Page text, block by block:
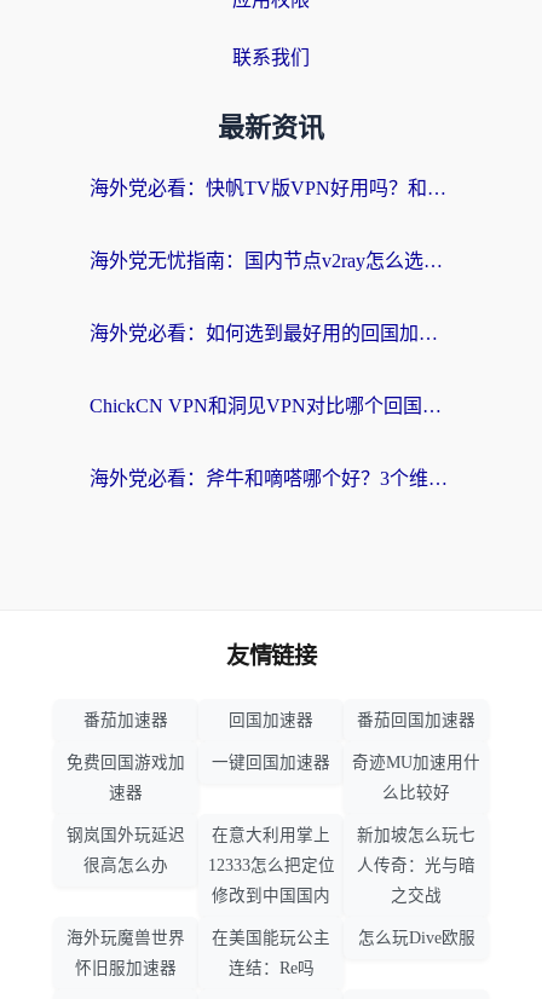
联系我们
最新资讯
海外党必看：快帆TV版VPN好用吗？和快游VPN对比哪个回国效果更好？附实用避坑指南
海外党无忧指南：国内节点v2ray怎么选？一键回国VPN+多场景实测帮你避坑
海外党必看：如何选到最好用的回国加速器？从节点到售后的全维度指南
ChickCN VPN和洞见VPN对比哪个回国效果更好？海外党亲测3款加速器+避坑指南
海外党必看：斧牛和嘀嗒哪个好？3个维度教你选对回国加速器
友情链接
番茄加速器 回国加速器 番茄回国加速器
免费回国游戏加
速器
一键回国加速器
奇迹MU加速用什
么比较好
钢岚国外玩延迟
很高怎么办
在意大利用掌上
12333怎么把定位
修改到中国国内
新加坡怎么玩七
人传奇：光与暗
之交战
海外玩魔兽世界
怀旧服加速器
在美国能玩公主
连结：Re吗
怎么玩Dive欧服